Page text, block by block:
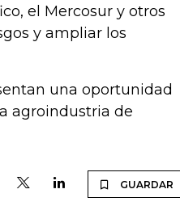
el Mercosur y otros
y ampliar los
una oportunidad
agroindustria de
GUARDAR